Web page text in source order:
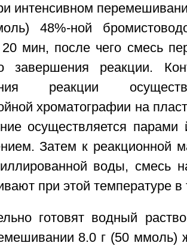
интенсивном
48%-ной
20 мин, после чего смесь
завершения реакции.
реакции
хроматографии на
осуществляется
Затем к реакционной
воды, смесь
при этой температуре в
готовят водный
8.0 г (50 ммоль)